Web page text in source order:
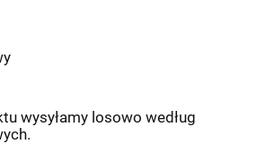
wysyłamy losowo według